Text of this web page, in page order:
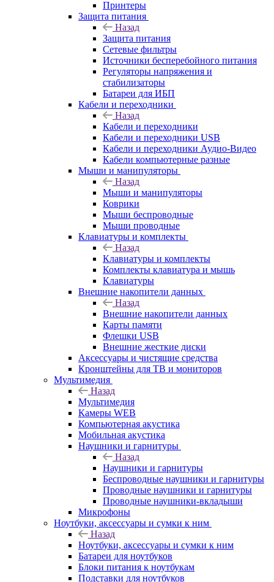
Принтеры
Защита питания
Назад
Защита питания
Сетевые фильтры
Источники бесперебойного питания
Регуляторы напряжения и
стабилизаторы
Батареи для ИБП
Кабели и переходники
Назад
Кабели и переходники
Кабели и переходники USB
Кабели и переходники Аудио-Видео
Кабели компьютерные разные
Мыши и манипуляторы
Назад
Мыши и манипуляторы
Коврики
Мыши беспроводные
Мыши проводные
Клавиатуры и комплекты
Назад
Клавиатуры и комплекты
Комплекты клавиатура и мышь
Клавиатуры
Внешние накопители данных
Назад
Внешние накопители данных
Карты памяти
Флешки USB
Внешние жесткие диски
Аксессуары и чистящие средства
Кронштейны для ТВ и мониторов
Мультимедия
Назад
Мультимедия
Камеры WEB
Компьютерная акустика
Мобильная акустика
Наушники и гарнитуры
Назад
Наушники и гарнитуры
Беспроводные наушники и гарнитуры
Проводные наушники и гарнитуры
Проводные наушники-вкладыши
Микрофоны
Ноутбуки, аксессуары и сумки к ним
Назад
Ноутбуки, аксессуары и сумки к ним
Батареи для ноутбуков
Блоки питания к ноутбукам
Подставки для ноутбуков